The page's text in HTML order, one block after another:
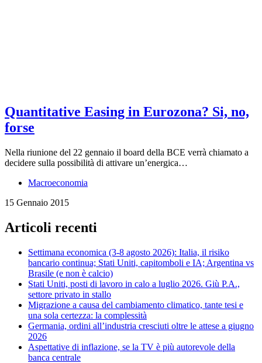
Quantitative Easing in Eurozona? Si, no,
forse
Nella riunione del 22 gennaio il board della BCE verrà chiamato a
decidere sulla possibilità di attivare un’energica…
Macroeconomia
15 Gennaio 2015
Articoli recenti
Settimana economica (3-8 agosto 2026): Italia, il risiko
bancario continua; Stati Uniti, capitomboli e IA; Argentina vs
Brasile (e non è calcio)
Stati Uniti, posti di lavoro in calo a luglio 2026. Giù P.A.,
settore privato in stallo
Migrazione a causa del cambiamento climatico, tante tesi e
una sola certezza: la complessità
Germania, ordini all’industria cresciuti oltre le attese a giugno
2026
Aspettative di inflazione, se la TV è più autorevole della
banca centrale